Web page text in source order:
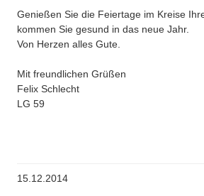
Genießen Sie die Feiertage im Kreise
kommen Sie gesund in das neue Jahr.
Von Herzen alles Gute.
Mit freundlichen Grüßen
Felix Schlecht
LG 59
15.12.2014